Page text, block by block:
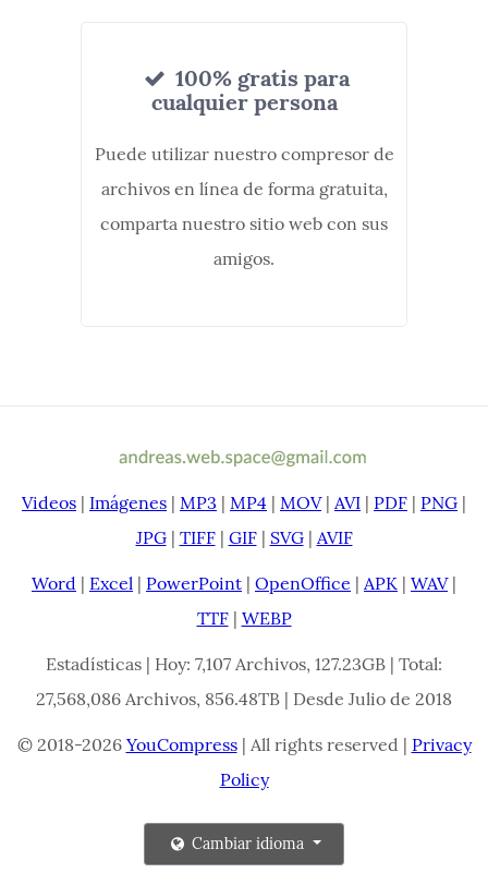
100% gratis para
cualquier persona
Puede utilizar nuestro compresor de
archivos en línea de forma gratuita,
comparta nuestro sitio web con sus
amigos.
Videos | Imágenes | MP3 | MP4 | MOV| AVI | PDF | PNG |
JPG| TIFF| GIF| SVG| AVIF
Word | Excel | PowerPoint | OpenOffice | APK | WAV|
TTF| WEBP
Estadísticas | Hoy: 7,107 Archivos, 127.23GB | Total:
27,568,086 Archivos, 856.48TB | Desde Julio de 2018
© 2018-2026 YouCompress| All rights reserved | Privacy
Policy
Cambiar idioma